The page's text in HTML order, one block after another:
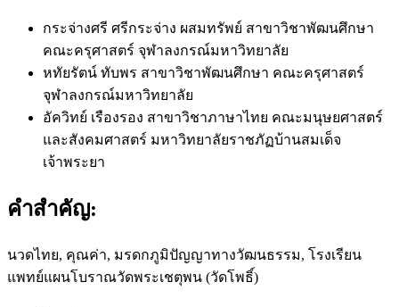
กระจ่างศรี ศรีกระจ่าง ผสมทรัพย์ สาขาวิชาพัฒนศึกษา
คณะครุศาสตร์ จุฬาลงกรณ์มหาวิทยาลัย
หทัยรัตน์ ทับพร สาขาวิชาพัฒนศึกษา คณะครุศาสตร์
จุฬาลงกรณ์มหาวิทยาลัย
อัควิทย์ เรืองรอง สาขาวิชาภาษาไทย คณะมนุษยศาสตร์
และสังคมศาสตร์ มหาวิทยาลัยราชภัฏบ้านสมเด็จ
เจ้าพระยา
คำสำคัญ:
นวดไทย, คุณค่า, มรดกภูมิปัญญาทางวัฒนธรรม, โรงเรียน
แพทย์แผนโบราณวัดพระเชตุพน (วัดโพธิ์)